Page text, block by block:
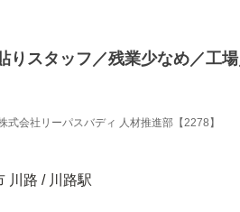
りスタッフ／残業少なめ／工
式会社リーパスバディ 人材推進部【2278】
川路 / 川路駅